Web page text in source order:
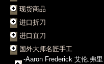
现货商品
进口折刀
进口直刀
国外大师名匠手工
-Aaron Frederick 艾伦.弗里